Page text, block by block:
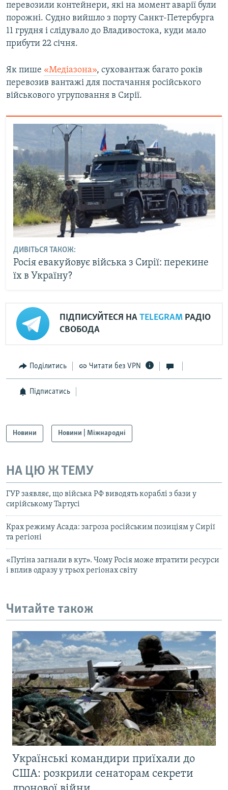
перевозили контейнери, які на момент аварії були
порожні. Судно вийшло з порту Санкт-Петербурга
11 грудня і слідувало до Владивостока, куди мало
прибути 22 січня.
Як пише «Медіазона», суховантаж багато років
перевозив вантажі для постачання російського
військового угруповання в Сирії.
ДИВІТЬСЯ ТАКОЖ:
Росія евакуйовує війська з Сирії: перекине
їх в Україну?
ПІДПИСУЙТЕСЯ НА TELEGRAM РАДІО
СВОБОДА
Поділитись Читати без VPN
Підписатись
Новини Новини | Міжнародні
НА ЦЮ Ж ТЕМУ
ГУР заявляє, що війська РФ виводять кораблі з бази у
сирійському Тартусі
Крах режиму Асада: загроза російським позиціям у Сирії
та регіоні
«Путіна загнали в кут». Чому Росія може втратити ресурси
і вплив одразу у трьох регіонах світу
Читайте також
Українські командири приїхали до
США: розкрили сенаторам секрети